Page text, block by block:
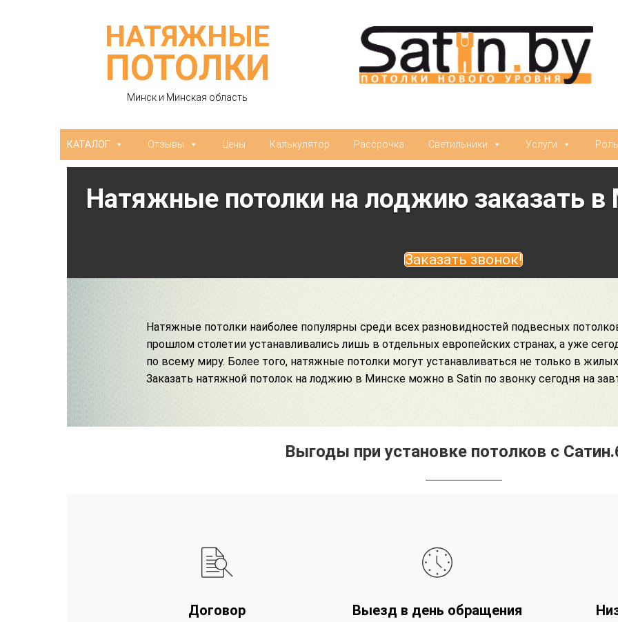
НАТЯЖНЫЕ
ПОТОЛКИ
Минск и Минская область
КАТАЛОГ Отзывы Цены Калькулятор Рассрочка Светильники Услуги
Натяжные потолки на лоджию заказать в
Заказать звонок!
Натяжные потолки наиболее популярны среди всех разновидностей подвесных
прошлом столетии устанавливались лишь в отдельных европейских странах, а уже
по всему миру. Более того, натяжные потолки могут устанавливаться не только в
Заказать натяжной потолок на лоджию в Минске можно в Satin по звонку сегодня на
Выгоды при установке потолков с
Договор Выезд в день обращения